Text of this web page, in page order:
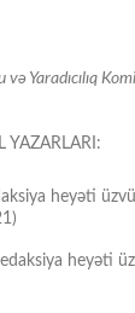
Yaradıcılıq
YAZARLARI:
heyəti
heyəti